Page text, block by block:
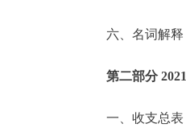
中介
政民互动
六、名词解释
第二部分
一、收支总表